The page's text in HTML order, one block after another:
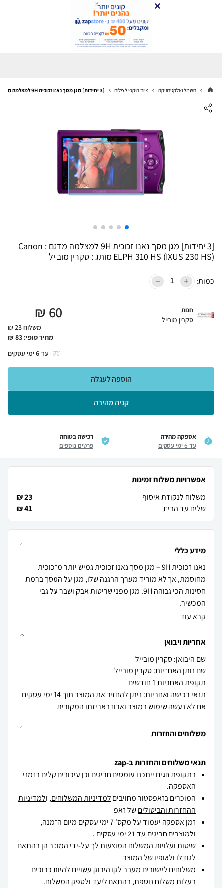
חשמל ואלקטרוניקה ציוד היקפי לצילום [3 יחידות] מגן מסך נאנו זכוכית 9H למצלמה מדגם : Canon ELPH 310 HS (IXUS 230 HS) מותג : סקרין מובייל
[3 יחידות] מגן מסך נאנו זכוכית 9H למצלמה מדגם : Canon
ELPH 310 HS (IXUS 230 HS) מותג : סקרין מובייל
כמות:
חנות
סקרין מובייל 60
₪
משלוח 23 ₪
מחיר סופי: 83
₪
עד6ימי עסקים
קניה מהירה
הוספה לעגלה
אספקה מהירה
עד 6 ימי עסקים
רכישה בטוחה
פרטים נוספים
אפשרויות משלוח זמינות
משלוח לנקודת איסוף
23 ₪
שליח עד הבית
41 ₪
מידע כללי
נאנו זכוכית 9H – מגן מסך נאנו זכוכית גמיש יותר מזכוכית
מחוסמת, אך לא מוריד מערך ההגנה שלו, מגן על המסך ברמת
חסינות הכי גבוהה 9H. מגן מפני שריטות אבק ושבר על גבי
המכשיר.
קרא עוד
אחריות ויבואן
שם היבואן: סקרין מובייל
שם נותן האחריות: סקרין מובייל
תקופת האחריות 1 חודשים
תנאי רכישה ואחריות: ניתן להחזיר את המוצר תוך 14 ימי עסקים
אם לא נעשה שימוש במוצר וארוז באריזתו המקורית
משלוחים והחזרות
תנאי משלוחים והחזרות ב-zap
בתקופת חגים ייתכנו עומסים חריגים וכן עיכובים קלים בזמני
האספקה.
המוכרים בזאפסטור מחויבים למדיניות המשלוחים, ולמדיניות
ההחזרות והביטוליםשל זאפ
זמן אספקה יעמוד על מקס' 7 ימי עסקים מיום הזמנה,
ולמוצרים חריגים עד 21 ימי עסקים .
שיטות ועלויות המשלוח המוצעות לך על-ידי המוכר הן בהתאם
לגודלו ולאופיו של המוצר
משלוחים ליישובים מעבר לקו הירוק עשויים להיות כרוכים
בעלות משלוח נוספת, בהתאם ליעד ולספק המשלוח.